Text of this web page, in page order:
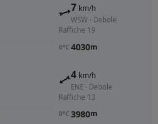
7 km/h
WSW · Debole
Raffiche 19
0°C 4030m
4 km/h
ENE · Debole
Raffiche 13
0°C 3980m